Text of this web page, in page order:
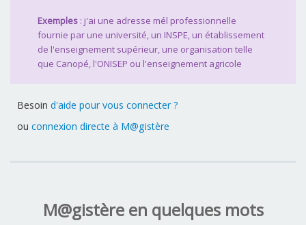
Exemples : j'ai une adresse mél professionnelle
fournie par une université, un INSPE, un établissement
de l'enseignement supérieur, une organisation telle
que Canopé, l'ONISEP ou l'enseignement agricole
Besoin d'aide pour vous connecter ?
ou connexion directe à M@gistère
M@gistère en quelques mots